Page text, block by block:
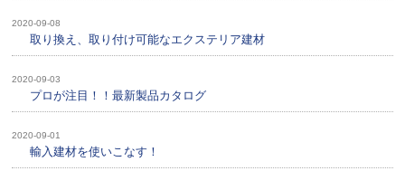
2020-09-08
取り換え、取り付け可能なエクステリア建材
2020-09-03
プロが注目！！最新製品カタログ
2020-09-01
輸入建材を使いこなす！